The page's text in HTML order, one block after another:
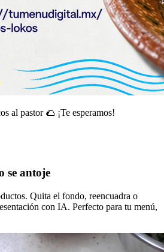
al pastor 🌮 ¡Te esperamos!
se antoje
Quita el fondo, reencuadra o
con IA. Perfecto para tu menú,